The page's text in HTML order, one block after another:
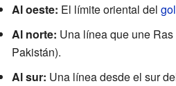
Al oeste: El límite oriental del
Al norte: Una línea que une
Pakistán).
Al sur: Una línea desde el sur